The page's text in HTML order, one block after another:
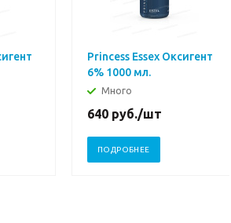
Princess Essex Оксигент
6% 1000 мл.
Много
640 руб./шт
ПОДРОБНЕЕ